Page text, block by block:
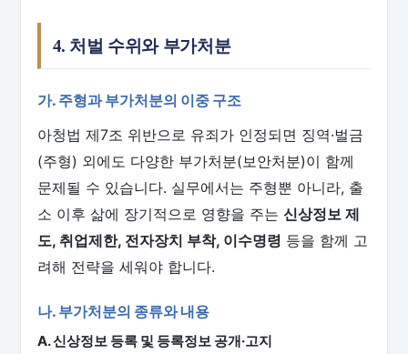
4. 처벌 수위와 부가처분
가. 주형과 부가처분의 이중 구조
아청법 제7조 위반으로 유죄가 인정되면 징역·벌금
(주형) 외에도 다양한 부가처분(보안처분)이 함께
문제될 수 있습니다. 실무에서는 주형뿐 아니라, 출
소 이후 삶에 장기적으로 영향을 주는 신상정보 제
도, 취업제한, 전자장치 부착, 이수명령 등을 함께 고
려해 전략을 세워야 합니다.
나. 부가처분의 종류와 내용
A. 신상정보 등록 및 등록정보 공개·고지